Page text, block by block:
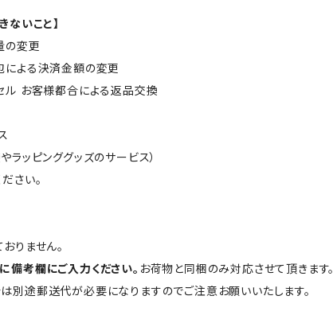
ないこと】
の変更
よる決済金額の変更
お客様都合による返品交換
ッピンググッズのサービス）
さい。
りません。
考欄にご入力ください。 お荷物と同梱のみ対応させて頂きます。
別途郵送代が必要になりますのでご注意お願いいたします。